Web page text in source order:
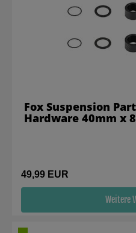
49,99 EUR
Weitere
Fox Suspension
Hardware 40mm x